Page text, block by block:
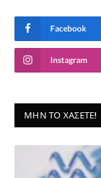
Facebook
Instagram
ΜΗΝ ΤΟ ΧΆΣΕΤΕ!